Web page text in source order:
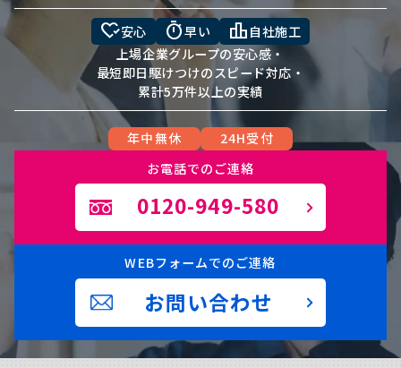
heart_check安心 timer早い leaderboard 自社施工
上場企業グループの安心感・
最短即日駆けつけのスピード対応・
累計5万件以上の実績
年中無休
24H受付
お電話でのご連絡
0120-949-580
WEBフォームでのご連絡
お問い合わせ